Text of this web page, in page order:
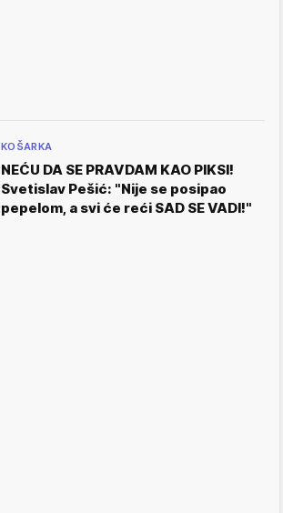
KOŠARKA
NEĆU DA SE PRAVDAM KAO PIKSI!
Svetislav Pešić: "Nije se posipao
pepelom, a svi će reći SAD SE VADI!"